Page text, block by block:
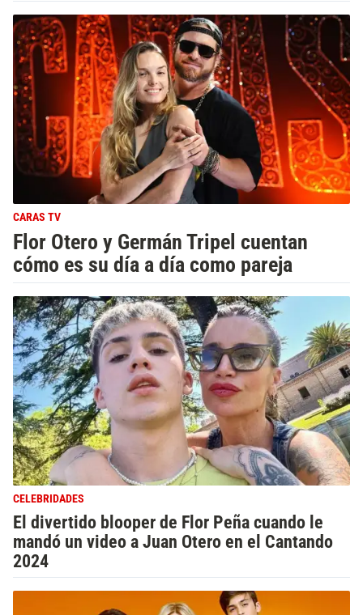
CARAS TV
Flor Otero y Germán Tripel cuentan
cómo es su día a día como pareja
CELEBRIDADES
El divertido blooper de Flor Peña cuando le
mandó un video a Juan Otero en el Cantando
2024